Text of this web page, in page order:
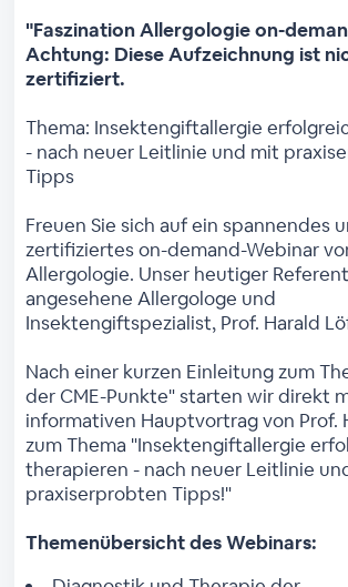
"Faszination Allergologie on-
Achtung: Diese Aufzeichnung ist
zertifiziert.
Thema: Insektengiftallergie
- nach neuer Leitlinie und mit
Tipps
Freuen Sie sich auf ein spannendes
zertifiziertes on-demand-Webinar
Allergologie. Unser heutiger
angesehene Allergologe und
Insektengiftspezialist, Prof. Harald
Nach einer kurzen Einleitung zum
der CME-Punkte" starten wir direkt
informativen Hauptvortrag von Prof.
zum Thema "Insektengiftallergie
therapieren - nach neuer Leitlinie
praxiserprobten Tipps!"
Themenübersicht des Webinars: